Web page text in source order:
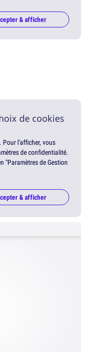
& afficher
de cookies
Pour l'afficher, vous
de confidentialité.
"Paramètres de Gestion
& afficher